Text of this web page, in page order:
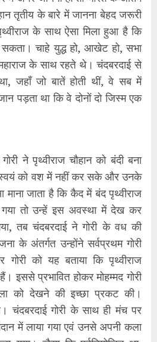
तृतीय के बारे में जानना बेहद जरूरी
के साथ ऐसा मिला हुआ है कि
चाहे युद्ध हो, आखेट हो, सभा
के साथ रहते थे। चंदबरदाई से
जहाँ जो बातें होती थीं, वे सब में
पड़ता था कि वे दोनों दो जिस्म एक
ने पृथ्वीराज चौहान को बंदी बना
को वश में नहीं कर सके और उनके
जाता है कि कैद में बंद पृथ्वीराज
तो उन्हें इस अवस्था में देख कर
तब चंदबरदाई ने गोरी के वध की
के अंतर्गत उन्होंने सर्वप्रथम गोरी
को यह बताया कि पृथ्वीराज
इससे प्रभावित होकर मोहम्मद गोरी
को देखने की इच्छा प्रकट की।
चंदबरदाई गोरी के साथ ही मंच पर
में लाया गया एवं उनसे अपनी कला